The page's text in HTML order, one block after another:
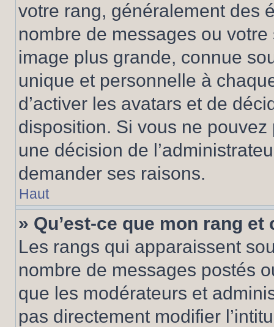
votre rang, généralement des
nombre de messages ou
image plus grande, connue
unique et personnelle à
d’activer les avatars et de
disposition. Si vous ne pouvez
une décision de
demander ses raisons.
Haut
» Qu’est-ce que mon rang
Les rangs qui apparaissent
nombre de messages postés
que les modérateurs et
pas directement modifier